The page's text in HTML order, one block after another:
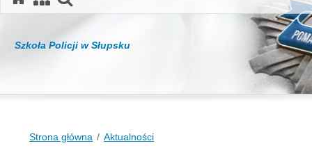
Szkoła Policji w Słupsku
Strona główna Aktualności